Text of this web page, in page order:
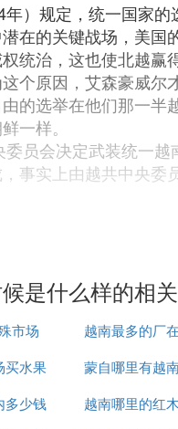
年）规定，统一国家
在的关键战场，美
统治，这也使北越
个原因，艾森豪威
的选举在他们那一
一样。
委员会决定武装统一
事实上由越共中央委
总统肯尼迪和苏联领导
关键争端上向苏联让
半岛的冲突是当时冷
突最好遵循朝鲜模式
线已经控制了越南南
力。1961年5月，为
是越战开始的标志.
甲动员了几乎全部北越
是什么样的相
市场 越南最多的厂
买水果
蒙自哪里有越
多少钱
越南哪里的红